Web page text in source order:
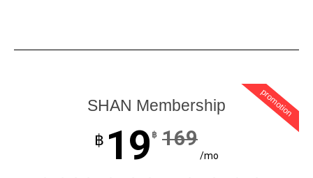
တႃႇႁႂ်ႈသဵင်ၵၢင်ၸႂ်ၵူၼ်းမိူင်း ၵူႈတီႈၵူႈလႅၼ်ပေႃးတေၸွ
တ်ႇ တူဝ်ႈလုမ်ႈၾႃႉၼၼ်ႉ ၶဝ်ႈႁူမ်ႈၵမ်ႉထႅမ် ၸုမ်းၶၢ promotion
SHAN Membership
฿ 19 ฿ 169
/mo